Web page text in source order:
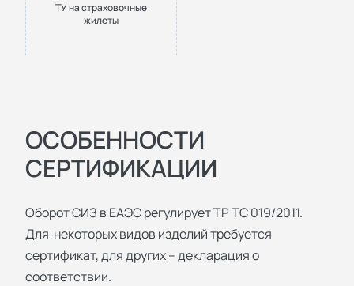
ТУ на страховочные
жилеты
ОСОБЕННОСТИ
СЕРТИФИКАЦИИ
Оборот СИЗ в ЕАЭС регулирует ТР ТС 019/2011.
Для некоторых видов изделий требуется
сертификат, для других – декларация о
соответствии.